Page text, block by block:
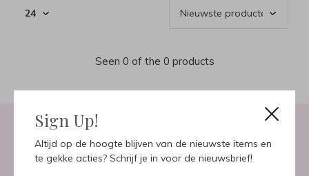
Sign Up!
Altijd op de hoogte blijven van de nieuwste items en
te gekke acties? Schrijf je in voor de nieuwsbrief!
Seen 0 of the 0 products
Meld je aan voor onze